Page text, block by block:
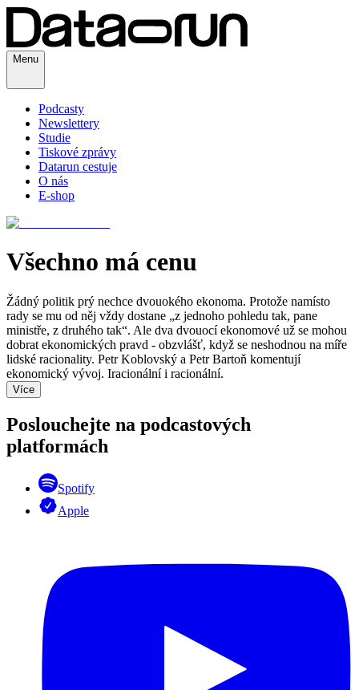
Menu
Podcasty
Newslettery
Studie
Tiskové zprávy
Datarun cestuje
O nás
E-shop
Všechno má cenu
Žádný politik prý nechce dvouokého ekonoma. Protože namísto
rady se mu od něj vždy dostane „z jednoho pohledu tak, pane
ministře, z druhého tak“. Ale dva dvouocí ekonomové už se mohou
dobrat ekonomických pravd - obzvlášť, když se neshodnou na míře
lidské racionality. Petr Koblovský a Petr Bartoň komentují
ekonomický vývoj. Iracionální i racionální.
Více
Poslouchejte na podcastových
platformách
Spotify
Apple